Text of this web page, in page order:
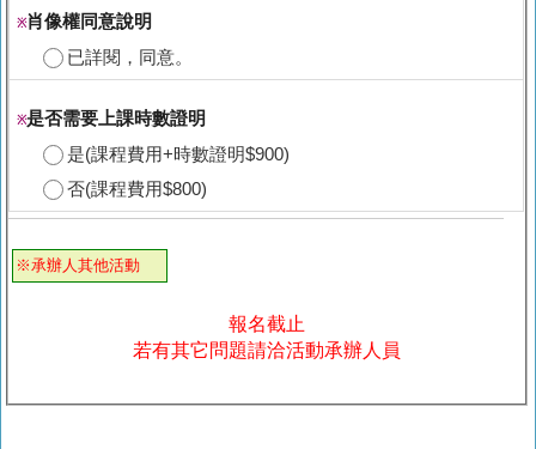
※肖像權同意說明
已詳閱，同意。
※是否需要上課時數證明
是(課程費用+時數證明$900)
否(課程費用$800)
※承辦人其他活動
報名截止
若有其它問題請洽活動承辦人員